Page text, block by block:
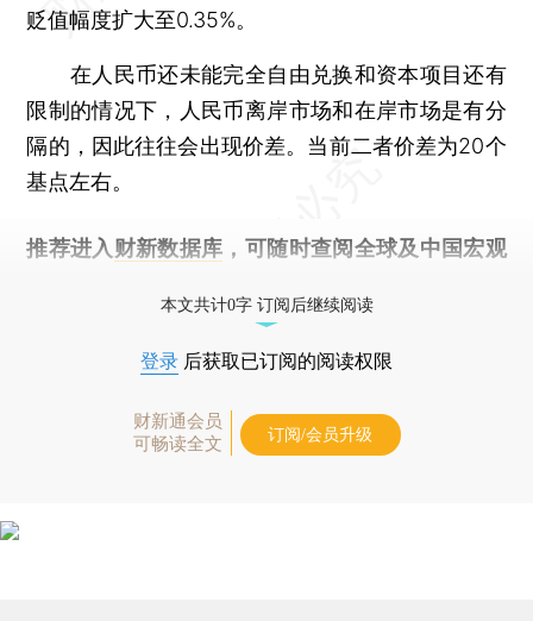
贬值幅度扩大至0.35%。
在人民币还未能完全自由兑换和资本项目还有
限制的情况下，人民币离岸市场和在岸市场是有分
隔的，因此往往会出现价差。当前二者价差为20个
基点左右。
推荐进入 财新数据库 ，可随时查阅全球及中国宏观
本文共计0字 订阅后继续阅读
登录 后获取已订阅的阅读权限
财新通会员
可畅读全文
订阅/会员升级